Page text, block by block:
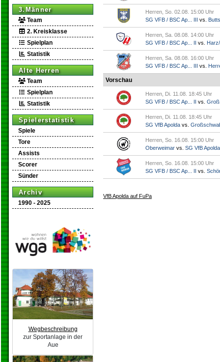
3.Männer
Team
2. Kreisklasse
Spielplan
Statistik
Alte Herren
Team
Spielplan
Statistik
Spielerstatistik
Spiele
Tore
Assists
Scorer
Sünder
Archiv
1990 - 2025
Wegbeschreibung
zur Sportanlage in der
Aue
Herren, So. 02.08. 15:00 Uhr
SG VFB / BSC Ap... III vs.
Herren, Sa. 08.08. 14:00 Uhr
SG VFB / BSC Ap... II vs.
Herren, Sa. 08.08. 16:00 Uhr
SG VFB / BSC Ap... III vs.
Vorschau
Herren, Di. 11.08. 18:45 Uhr
SG VFB / BSC Ap... II vs.
Herren, Di. 11.08. 18:45 Uhr
SG VfB Apolda vs.
Herren, So. 16.08. 15:00 Uhr
Oberweimar vs. SG VfB Apolda
Herren, So. 16.08. 15:00 Uhr
SG VFB / BSC Ap... II vs.
VfB Apolda auf FuPa